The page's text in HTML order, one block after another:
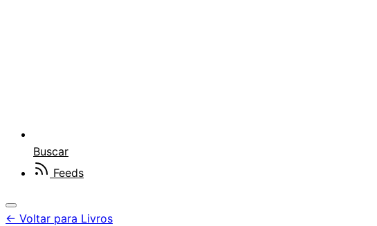
Buscar
Feeds
← Voltar para Livros